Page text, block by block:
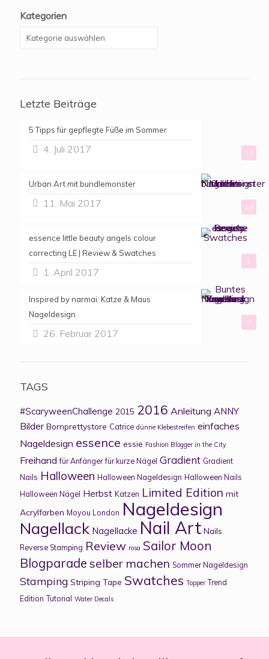
Kategorien
Letzte Beiträge
12
5 Tipps für gepflegte Füße im Sommer
4. Juli 2017
18
Urban Art mit bundlemonster
11. Mai 2017
1
essence little beauty angels colour
correcting LE | Review & Swatches
1. April 2017
0
Inspired by narmai: Katze & Maus
Nageldesign
26. Februar 2017
TAGS
#ScaryweenChallenge 2015 2016 Anleitung ANNY
Bilder Bornprettystore Catrice dünne Klebestreifen einfaches
Nageldesign essence essie Fashion Blogger in the City
Freihand für Anfänger für kurze Nägel Gradient Gradient
Nails Halloween Halloween Nageldesign Halloween Nails
Halloween Nägel Herbst Katzen Limited Edition mit
Acrylfarben Moyou London Nageldesign
Nagellack Nagellacke Nail Art Nails
Reverse Stamping Review rosa Sailor Moon
Blogparade selber machen Sommer Nageldesign
Stamping Striping Tape Swatches Topper Trend
Edition Tutorial Water Decals